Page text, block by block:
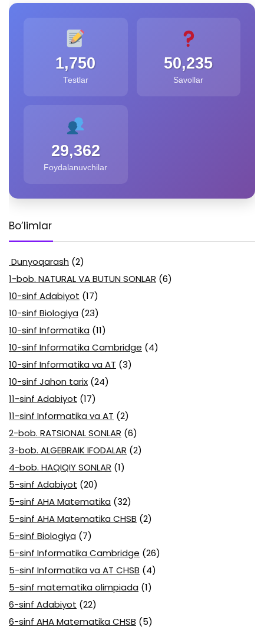
1,750
Testlar
50,235
Savollar
29,362
Foydalanuvchilar
Bo’limlar
Dunyoqarash (2)
1-bob. NATURAL VA BUTUN SONLAR (6)
10-sinf Adabiyot (17)
10-sinf Biologiya (23)
10-sinf Informatika (11)
10-sinf Informatika Cambridge (4)
10-sinf Informatika va AT (3)
10-sinf Jahon tarix (24)
11-sinf Adabiyot (17)
11-sinf Informatika va AT (2)
2-bob. RATSIONAL SONLAR (6)
3-bob. ALGEBRAIK IFODALAR (2)
4-bob. HAQIQIY SONLAR (1)
5-sinf Adabiyot (20)
5-sinf AHA Matematika (32)
5-sinf AHA Matematika CHSB (2)
5-sinf Biologiya (7)
5-sinf Informatika Cambridge (26)
5-sinf Informatika va AT CHSB (4)
5-sinf matematika olimpiada (1)
6-sinf Adabiyot (22)
6-sinf AHA Matematika CHSB (5)